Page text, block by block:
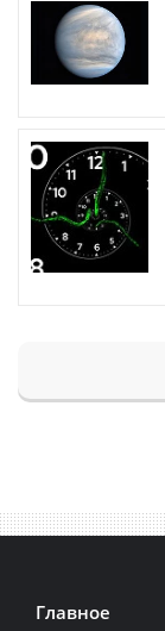
Главное